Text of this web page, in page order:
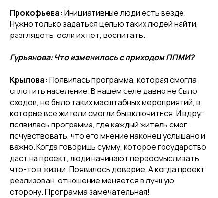
Прокофьева: Инициативные люди есть везде.
Нужно только задаться целью таких людей найти,
разглядеть, если их нет, воспитать.
Гурьянова: Что изменилось с приходом ППМИ?
Крылова: Появилась программа, которая смогла
сплотить население. В нашем селе давно не было
сходов, не было таких масштабных мероприятий, в
которые все жители смогли бы включиться. И вдруг
появилась программа, где каждый житель смог
почувствовать, что его мнение наконец услышано и
важно. Когда говоришь сумму, которое государство
даст на проект, люди начинают переосмысливать
что-то в жизни. Появилось доверие. А когда проект
реализован, отношение меняется в лучшую
сторону. Программа замечательная!